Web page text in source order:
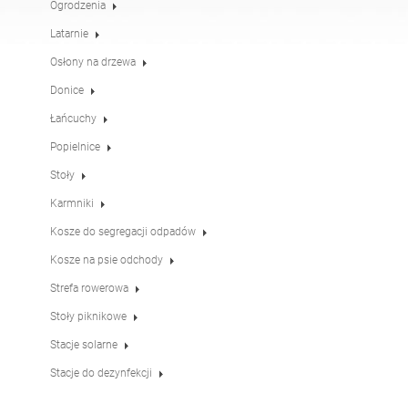
Stoły
Pergole
Osłony na drzewa
Łańcuchy
francuski
łotewski
rumuński
Ogrodzenia
Latarnie
Osłony na drzewa
Donice
Łańcuchy
Popielnice
Stoły
Karmniki
Kosze do segregacji odpadów
Kosze na psie odchody
Strefa rowerowa
Stoły piknikowe
Stacje solarne
Stacje do dezynfekcji